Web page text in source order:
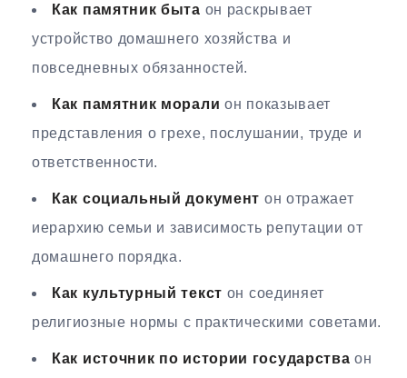
Как памятник быта он раскрывает
устройство домашнего хозяйства и
повседневных обязанностей.
Как памятник морали он показывает
представления о грехе, послушании, труде и
ответственности.
Как социальный документ он отражает
иерархию семьи и зависимость репутации от
домашнего порядка.
Как культурный текст он соединяет
религиозные нормы с практическими советами.
Как источник по истории государства он